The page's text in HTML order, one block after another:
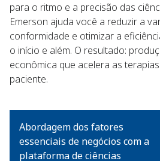
para o ritmo e a precisão das
Emerson ajuda você a reduzir a
conformidade e otimizar a
o início e além. O resultado:
econômica que acelera as
paciente.
Abordagem dos fatores
essenciais de negócios com a
plataforma de ciências